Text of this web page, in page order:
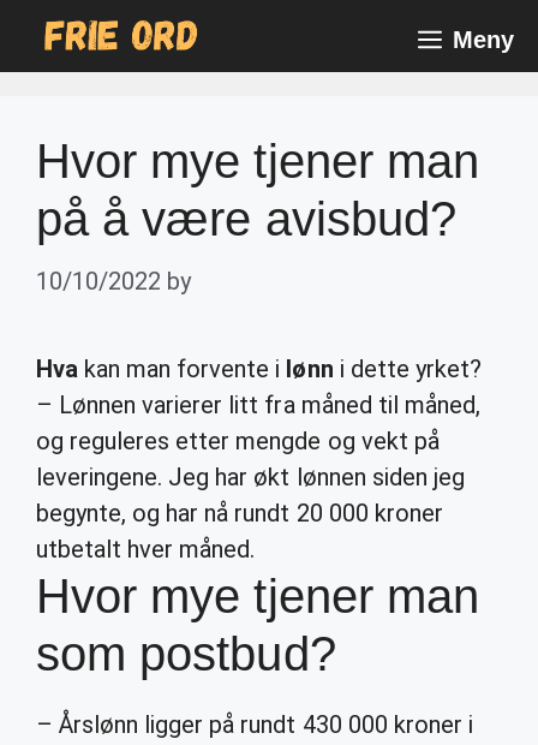
Meny
Hvor mye tjener man
på å være avisbud?
10/10/2022 by
Hva kan man forvente i lønn i dette yrket?
– Lønnen varierer litt fra måned til måned,
og reguleres etter mengde og vekt på
leveringene. Jeg har økt lønnen siden jeg
begynte, og har nå rundt 20 000 kroner
utbetalt hver måned.
Hvor mye tjener man
som postbud?
– Årslønn ligger på rundt 430 000 kroner i